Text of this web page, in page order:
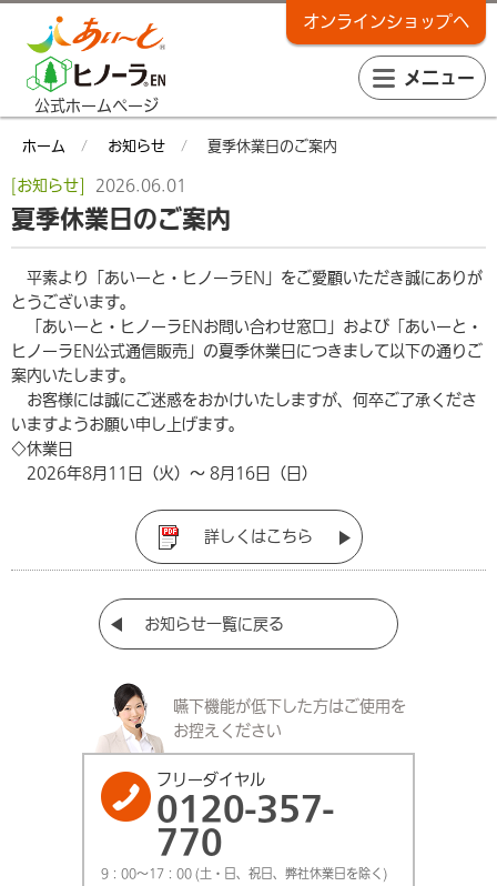
公式ホームページ
メニュー
ホーム お知らせ 夏季休業日のご案内
[お知らせ] 2026.06.01
夏季休業日のご案内
平素より「あいーと・ヒノーラ EN
」をご愛顧いただき誠にありが
とうございます。
「あいーと・ヒノーラ EN お問い合わせ窓口」および「あいーと・
ヒノーラ EN 公式通信販売」の夏季休業日につきまして以下の通りご
案内いたします。
お客様には誠にご迷惑をおかけいたしますが、何卒ご了承くださ
いますようお願い申し上げます。
◇休業日
2026年8月 11 日（火）～ 8月 16日（日）
詳しくはこちら
お知らせ一覧に戻る
嚥下機能が低下した方はご使用を
お控えください
フリーダイヤル
0120-357-
770
9：00～17：00 (土・日、祝日、弊社休業日を除く)
オンラインショップへ